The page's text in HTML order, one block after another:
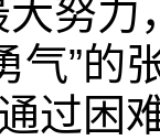
努力
气”的
过困